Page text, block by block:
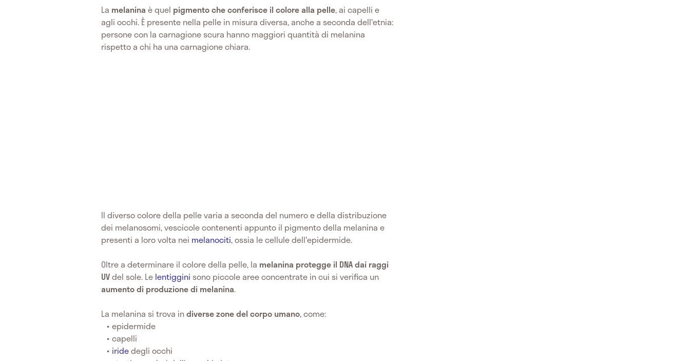
La melanina è quel pigmento che conferisce il colore alla pelle, ai capelli e
agli occhi. È presente nella pelle in misura diversa, anche a seconda dell'etnia:
persone con la carnagione scura hanno maggiori quantità di melanina
rispetto a chi ha una carnagione chiara.
Il diverso colore della pelle varia a seconda del numero e della distribuzione
dei melanosomi, vescicole contenenti appunto il pigmento della melanina e
presenti a loro volta nei melanociti, ossia le cellule dell'epidermide.
Oltre a determinare il colore della pelle, la melanina protegge il DNA dai raggi
UVdel sole. Le lentiggini sono piccole aree concentrate in cui si verifica un
aumento di produzione di melanina.
La melanina si trova indiverse zone del corpo umano, come:
epidermide
capelli
iridedegli occhi